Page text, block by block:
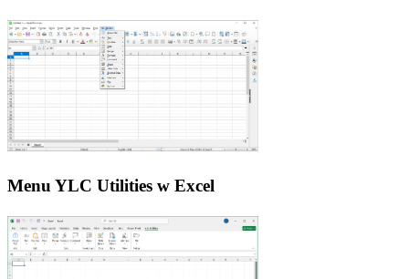
Menu YLC Utilities w Excel